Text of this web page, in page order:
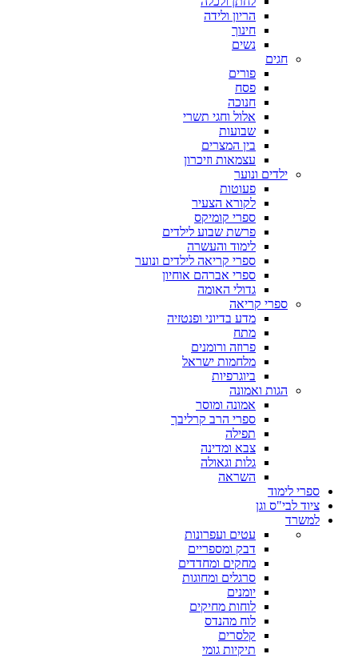
הריון ולידה
חינוך
נשים
חגים
פורים
פסח
חנוכה
אלול וחגי תשרי
שבועות
בין המצרים
עצמאות וזיכרון
ילדים ונוער
פעוטות
לקורא הצעיר
ספרי קומיקס
פרשת שבוע לילדים
לימוד והעשרה
ספרי קריאה לילדים ונוער
ספרי אברהם אוחיון
גדולי האומה
ספרי קריאה
מדע בדיוני ופנטזיה
מתח
פרוזה ורומנים
מלחמות ישראל
ביוגרפיות
הגות ואמונה
אמונה ומוסר
ספרי הרב קרליבך
תפילה
צבא ומדינה
גלות וגאולה
השראה
ספרי לימוד
ציוד לבי"ס וגן
למשרד
עטים ועפרונות
דבק ומספריים
מחקים ומחדדים
סרגלים ומחוגות
יומנים
לוחות מחיקים
לוח מהנדס
קלסרים
תיקיות גומי